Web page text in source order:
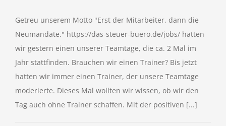
Getreu unserem Motto "Erst der Mitarbeiter, dann die
Neumandate." https://das-steuer-buero.de/jobs/ hatten
wir gestern einen unserer Teamtage, die ca. 2 Mal im
Jahr stattfinden. Brauchen wir einen Trainer? Bis jetzt
hatten wir immer einen Trainer, der unsere Teamtage
moderierte. Dieses Mal wollten wir wissen, ob wir den
Tag auch ohne Trainer schaffen. Mit der positiven [...]